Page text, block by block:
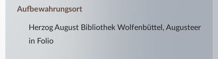
Aufbewahrungsort
Herzog August Bibliothek Wolfenbüttel, Augusteer
in Folio